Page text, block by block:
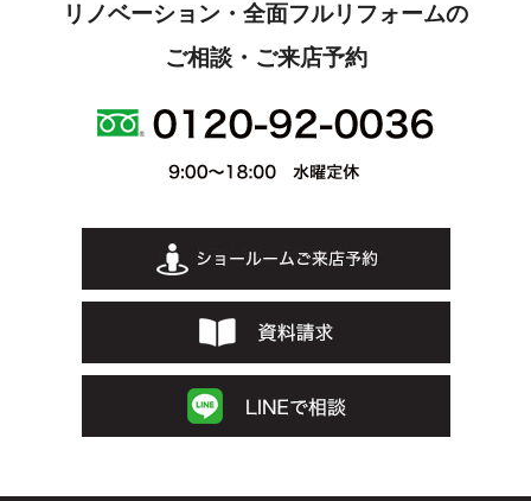
リノベーション・全面フルリフォームの
ご相談・ご来店予約